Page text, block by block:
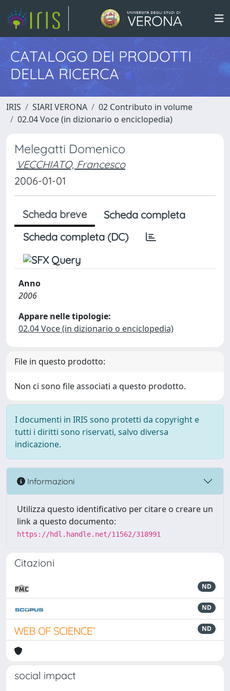
CATALOGO DEI PRODOTTI
DELLA RICERCA
IRIS SIARI VERONA
02 Contributo in volume
02.04 Voce (in dizionario o enciclopedia)
Melegatti Domenico
VECCHIATO, Francesco
2006-01-01
Scheda breve
Scheda completa
Scheda completa (DC)
Anno
2006
Appare nelle tipologie:
02.04 Voce (in dizionario o enciclopedia)
File in questo prodotto:
Non ci sono file associati a questo prodotto.
I documenti in IRIS sono protetti da copyright e
tutti i diritti sono riservati, salvo diversa
indicazione.
Informazioni
Utilizza questo identificativo per citare o creare un
link a questo documento:
https://hdl.handle.net/11562/318991
Citazioni
ND
ND
ND
social impact